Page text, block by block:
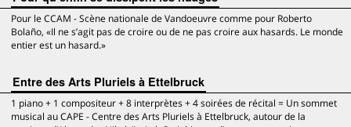
Pour le CCAM - Scène nationale de Vandoeuvre comme pour Roberto
Bolaño, «Il ne s’agit pas de croire ou de ne pas croire aux hasards. Le monde
entier est un hasard.»
Entre des Arts Pluriels à Ettelbruck
1 piano + 1 compositeur + 8 interprètes + 4 soirées de récital = Un sommet
musical au CAPE - Centre des Arts Pluriels à Ettelbruck, autour de la